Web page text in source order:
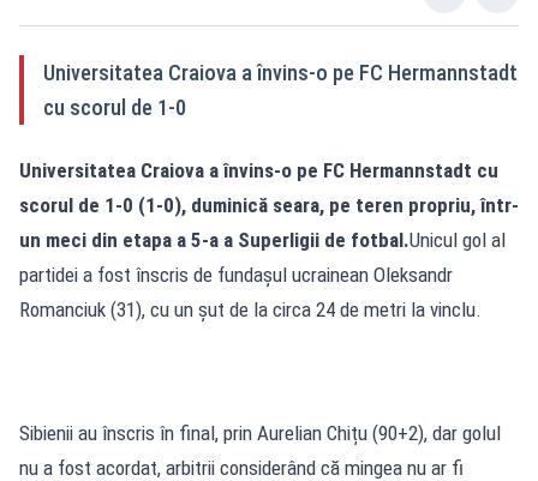
Universitatea Craiova a învins-o pe FC Hermannstadt
cu scorul de 1-0
Universitatea Craiova a învins-o pe FC Hermannstadt cu
scorul de 1-0 (1-0), duminică seara, pe teren propriu, într-
un meci din etapa a 5-a a Superligii de fotbal.Unicul gol al
partidei a fost înscris de fundașul ucrainean Oleksandr
Romanciuk (31), cu un șut de la circa 24 de metri la vinclu.
Sibienii au înscris în final, prin Aurelian Chițu (90+2), dar golul
nu a fost acordat, arbitrii considerând că mingea nu ar fi